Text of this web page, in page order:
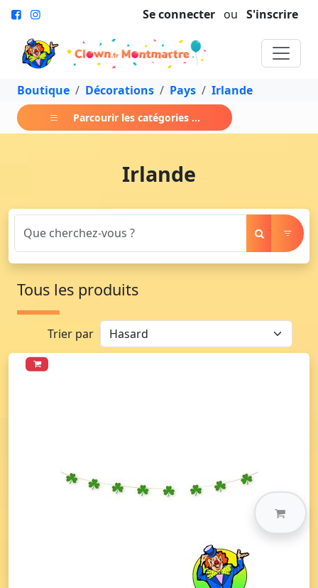
Se connecter ou S'inscrire
Boutique Décorations Pays Irlande
Parcourir les catégories ...
Irlande
Tous les produits
Trier par